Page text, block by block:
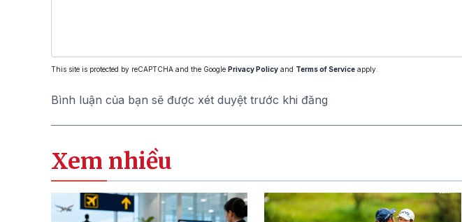
This site is protected by reCAPTCHA and the Google Privacy Policy and Terms of Service apply.
Bình luận của bạn sẽ được xét duyệt trước khi đăng
Xem nhiều